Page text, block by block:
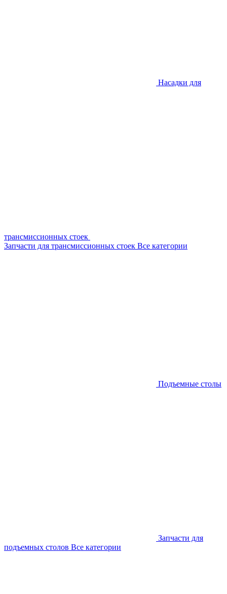
Насадки для
трансмиссионных стоек
Запчасти для трансмиссионных стоек Все категории
Подъемные столы
Запчасти для
подъемных столов Все категории